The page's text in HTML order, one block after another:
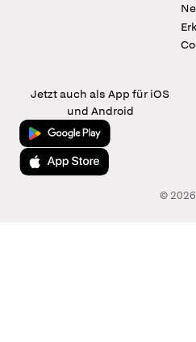
Jetzt auch als App für iOS
und Android
Jetzt bei Google Play
Laden im App Store
©